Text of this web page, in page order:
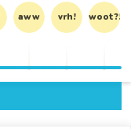
aww vrh! woot?!